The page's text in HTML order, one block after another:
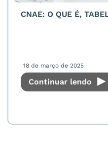
CNAE: O QUE É,
18 de março de 2025
Continuar lendo